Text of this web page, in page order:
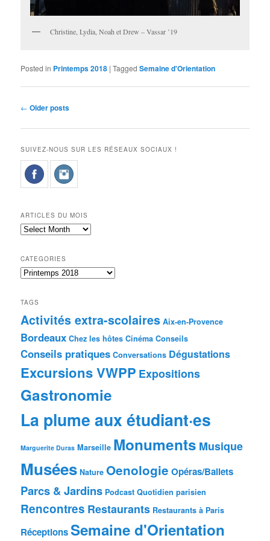
Christine, Lydia, Noah et Drew – Vassar ’19
Posted in Printemps 2018 |Tagged Semaine d'Orientation
Post
← Older posts
SUIVEZ-NOUS SUR LES RÉSEAUX SOCIAUX !
ARTICLES DU MOIS
Articles
CATEGORIES
Categories
TAGS
Activités extra-scolaires Aix-en-Provence
Bordeaux Chez les hôtes Cinéma Conseils
Conseils pratiques Conversations Dégustations
Excursions VWPP Expositions
Gastronomie
La plume aux étudiant·es
Marguerite Duras Marseille Monuments Musique
Musées Nature Oenologie Opéras/Ballets
Parcs & Jardins Podcast Quotidien parisien
Rencontres Restaurants Restaurants à Paris
RéceptionsSemaine d'Orientation